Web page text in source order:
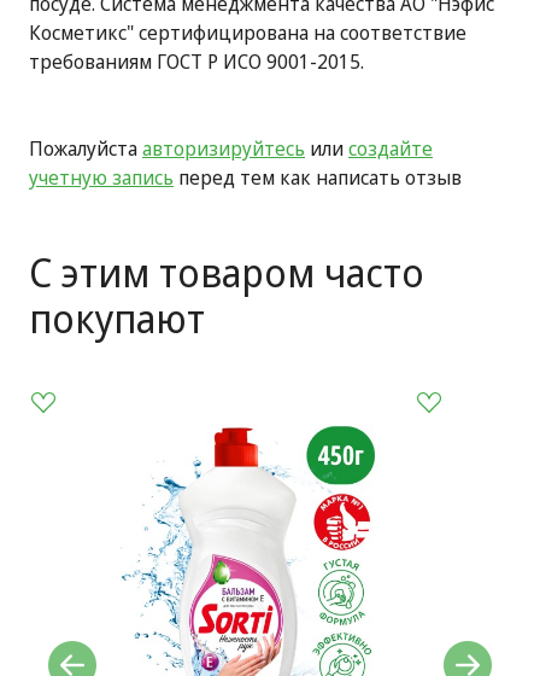
Косметикс" сертифицирована на соответствие
требованиям ГОСТ Р ИСО 9001-2015.
Пожалуйстаавторизируйтесь илисоздайте
учетную запись перед тем как написать отзыв
С этим товаром часто
покупают